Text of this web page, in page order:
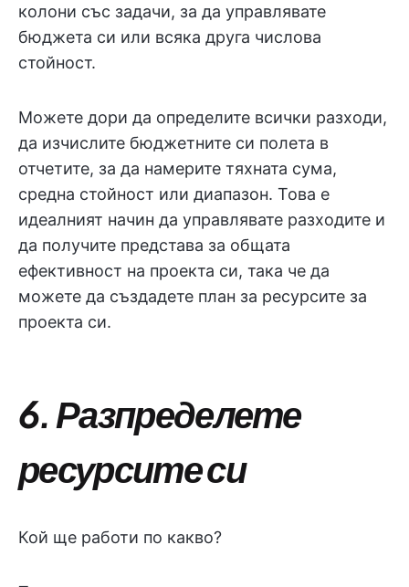
колони със задачи, за да управлявате
бюджета си или всяка друга числова
стойност.
Можете дори да определите всички разходи,
да изчислите бюджетните си полета в
отчетите, за да намерите тяхната сума,
средна стойност или диапазон. Това е
идеалният начин да управлявате разходите и
да получите представа за общата
ефективност на проекта си, така че да
можете да създадете план за ресурсите за
проекта си.
6. Разпределете
ресурсите си
Кой ще работи по какво?